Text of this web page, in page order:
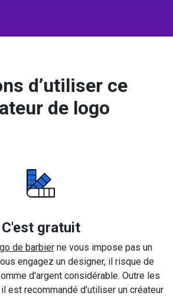
d’utiliser ce
de logo
C'est gratuit
de barbierne vous impose pas un
engagez un designer, il risque de
d'argent considérable. Outre les
est recommandé d’utiliser un créateur